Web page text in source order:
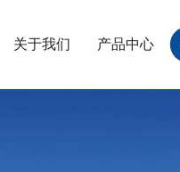
关于我们 产品中心